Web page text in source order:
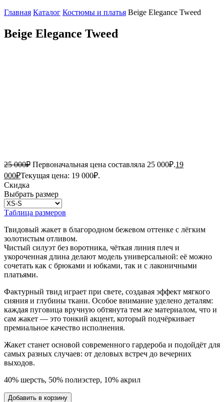
Главная Каталог Костюмы и платья Beige Elegance Tweed
Beige Elegance Tweed
25 000₽ Первоначальная цена составляла 25 000₽.19
000₽Текущая цена: 19 000₽.
Скидка
Выбрать размер
Таблица размеров
Твидовый жакет в благородном бежевом оттенке с лёгким
золотистым отливом.
Чистый силуэт без воротника, чёткая линия плеч и
укороченная длина делают модель универсальной: её можно
сочетать как с брюками и юбками, так и с лаконичными
платьями.
Фактурный твид играет при свете, создавая эффект мягкого
сияния и глубины ткани. Особое внимание уделено деталям:
каждая пуговица вручную обтянута тем же материалом, что и
сам жакет — это тонкий акцент, который подчёркивает
премиальное качество исполнения.
Жакет станет основой современного гардероба и подойдёт для
самых разных случаев: от деловых встреч до вечерних
выходов.
40% шерсть, 50% полиэстер, 10% акрил
Добавить в корзину